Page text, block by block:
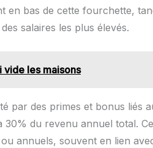
en bas de cette fourchette,
salaires les plus élevés.
vide les maisons
par des primes et bonus liés
30% du revenu annuel total.
annuels, souvent en lien